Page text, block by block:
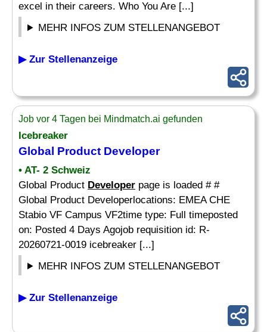
excel in their careers. Who You Are [...]
MEHR INFOS ZUM STELLENANGEBOT
▶ Zur Stellenanzeige
Job vor 4 Tagen bei Mindmatch.ai gefunden
Icebreaker
Global Product Developer
• AT- 2 Schweiz
Global Product Developer page is loaded # #
Global Product Developerlocations: EMEA CHE
Stabio VF Campus VF2time type: Full timeposted
on: Posted 4 Days Agojob requisition id: R-
20260721-0019 icebreaker [...]
MEHR INFOS ZUM STELLENANGEBOT
▶ Zur Stellenanzeige